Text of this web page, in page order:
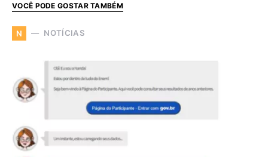
VOCÊ PODE GOSTAR TAMBÉM
N NOTÍCIAS